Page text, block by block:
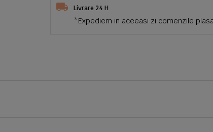
Livrare 24 H
*Expediem in aceeasi zi comenzile